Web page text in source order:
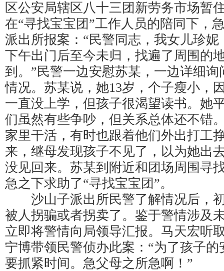
区公安局辖区八十三团新劳务市场暂
在“寻找宝宝团”工作人员的陪同下，
派出所报案：“民警同志，我女儿珍妮
下午出门后至今未归，找遍了周围的
到。”民警一边安慰苏某，一边详细
情况。苏某说，她13岁，个子瘦小，
一直没上学，但孩子很渴望读书。她
们虽然有些争吵，但关系总体还不错
家里干活，有时也跟着他们外出打工
来，继母发现孩子不见了，以为她出
没见回来。苏某到附近和团场周围寻
急之下求助了“寻找宝宝团”。
沙山子派出所民警了解情况后，
被人拐骗或者拐卖了。鉴于警情涉及
立即将警情向局领导汇报。马天宏听
宁博带领民警侦办此案：“为了孩子
要抓紧时间。急父母之所急啊！”